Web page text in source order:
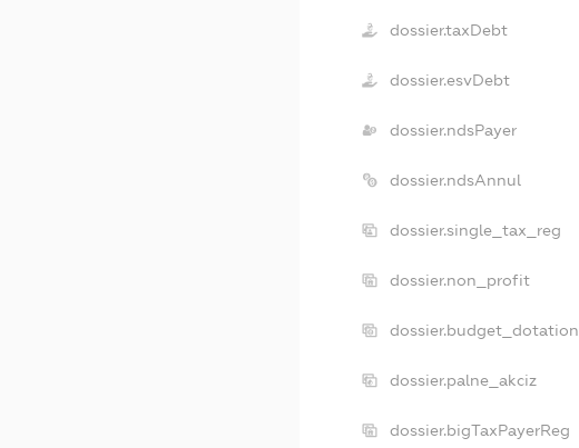
dossier.taxDebt
dossier.esvDebt
dossier.ndsPayer
dossier.ndsAnnul
dossier.single_tax_reg
dossier.non_profit
dossier.budget_dotation
dossier.palne_akciz
dossier.bigTaxPayerReg